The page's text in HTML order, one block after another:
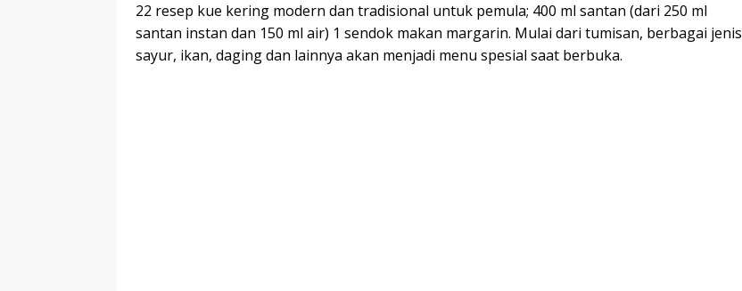
22 resep kue kering modern dan tradisional untuk pemula; 400 ml santan (dari 250 ml
santan instan dan 150 ml air) 1 sendok makan margarin. Mulai dari tumisan, berbagai jenis
sayur, ikan, daging dan lainnya akan menjadi menu spesial saat berbuka.